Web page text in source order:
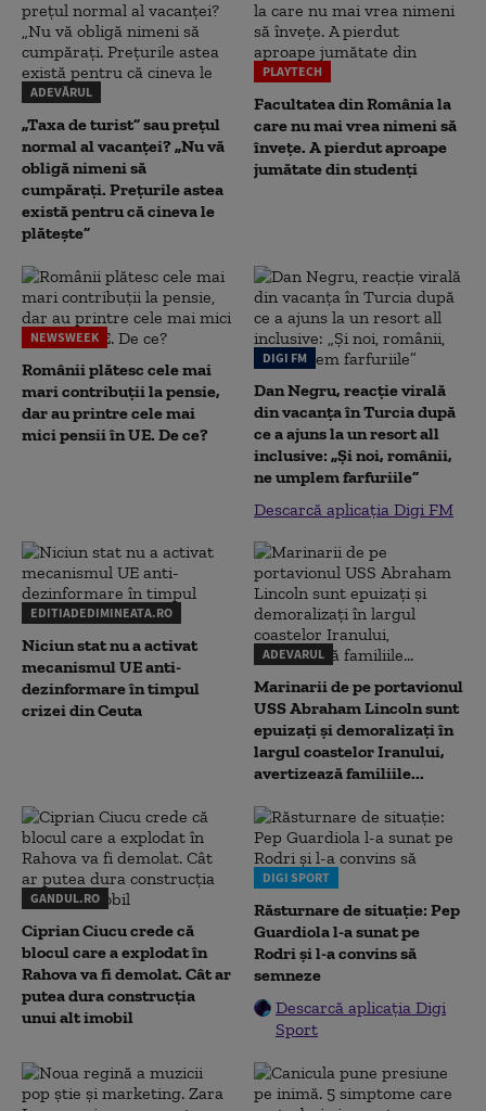
ADEVĂRUL
„Taxa de turist” sau prețul
normal al vacanței? „Nu vă
obligă nimeni să
cumpărați. Prețurile astea
există pentru că cineva le
plătește”
PLAYTECH
Facultatea din România la
care nu mai vrea nimeni să
înveţe. A pierdut aproape
jumătate din studenţi
NEWSWEEK
Românii plătesc cele mai
mari contribuții la pensie,
dar au printre cele mai
mici pensii în UE. De ce?
DIGI FM
Dan Negru, reacție virală
din vacanța în Turcia după
ce a ajuns la un resort all
inclusive: „Și noi, românii,
ne umplem farfuriile”
Descarcă aplicația Digi FM
EDITIADEDIMINEATA.RO
Niciun stat nu a activat
mecanismul UE anti-
dezinformare în timpul
crizei din Ceuta
ADEVARUL
Marinarii de pe portavionul
USS Abraham Lincoln sunt
epuizați și demoralizați în
largul coastelor Iranului,
avertizează familiile...
GANDUL.RO
Ciprian Ciucu crede că
blocul care a explodat în
Rahova va fi demolat. Cât ar
putea dura construcția
unui alt imobil
DIGI SPORT
Răsturnare de situație: Pep
Guardiola l-a sunat pe
Rodri și l-a convins să
semneze
Descarcă aplicația Digi
Sport